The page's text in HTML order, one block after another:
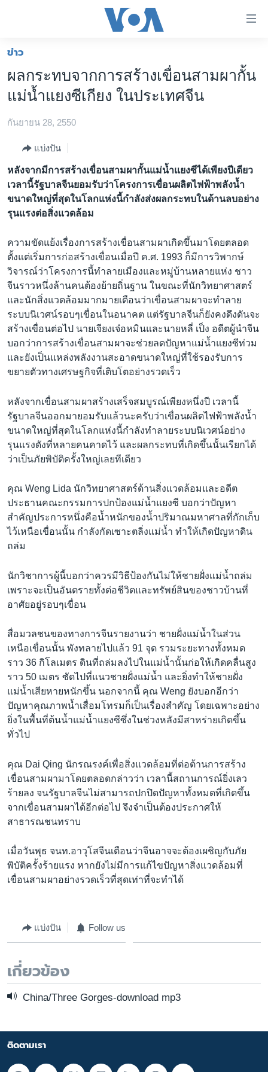
ต่อ
ไป
เนื้อหา
ข้าม
หลัก
ข้าม
ไป
ค้นหา
โลก
เอเชีย
สหรัฐฯ
ไทย
ธุรกิจ
วิทยาศาสตร์
สังคมและสุขภาพ
ไลฟ์สไตล์
ตรวจสอบข่าว
เรียนรู้ภาษาอังกฤษ
พอดคาสต์
ติดตามเรา
ข่าว
ผลกระทบจากการสร้างเขื่อนสามผากั้น
แม่น้ำแยงซีเกียง ในประเทศจีน
กันยายน 28, 2550
แบ่งปัน
หลังจากมีการสร้างเขื่อนสามผากั้นแม่น้ำแยงซีได้เพียงปีเดียว
เวลานี้รัฐบาลจีนยอมรับว่าโครงการเขื่อนผลิตไฟฟ้าพลังน้ำ
ขนาดใหญ่ที่สุดในโลกแห่งนี้กำลังส่งผลกระทบในด้านลบอย่าง
รุนแรงต่อสิ่งแวดล้อม
ความขัดแย้งเรื่องการสร้างเขื่อนสามผาเกิดขึ้นมาโดยตลอด
ตั้งแต่เริ่มการก่อสร้างเขื่อนเมื่อปี ค.ศ. 1993 ก็มีการวิพากษ์
วิจารณ์ว่าโครงการนี้ทำลายเมืองและหมู่บ้านหลายแห่ง ชาว
จีนราวหนึ่งล้านคนต้องย้ายถิ่นฐาน ในขณะที่นักวิทยาศาสตร์
และนักสิ่งแวดล้อมมากมายเตือนว่าเขื่อนสามผาจะทำลาย
ระบบนิเวศน์รอบๆเขื่อนในอนาคต แต่รัฐบาลจีนก็ยังคงดึงดันจะ
สร้างเขื่อนต่อไป นายเจียงเจ๋อหมินและนายหลี่ เป็ง อดีตผู้นำจีน
บอกว่าการสร้างเขื่อนสามผาจะช่วยลดปัญหาแม่น้ำแยงซีท่วม
และยังเป็นแหล่งพลังงานสะอาดขนาดใหญ่ที่ใช้รองรับการ
ขยายตัวทางเศรษฐกิจที่เติบโตอย่างรวดเร็ว
หลังจากเขื่อนสามผาสร้างเสร็จสมบูรณ์เพียงหนึ่งปี เวลานี้
รัฐบาลจีนออกมายอมรับแล้วนะครับว่าเขื่อนผลิตไฟฟ้าพลังน้ำ
ขนาดใหญ่ที่สุดในโลกแห่งนี้กำลังทำลายระบบนิเวศน์อย่าง
รุนแรงดังที่หลายคนคาดไว้ และผลกระทบที่เกิดขึ้นนั้นเรียกได้
ว่าเป็นภัยพิบัติครั้งใหญ่เลยทีเดียว
คุณ Weng Lida นักวิทยาศาสตร์ด้านสิ่งแวดล้อมและอดีต
ประธานคณะกรรมการปกป้องแม่น้ำแยงซี บอกว่าปัญหา
สำคัญประการหนึ่งคือน้ำหนักของน้ำปริมาณมหาศาลที่กักเก็บ
ไว้เหนือเขื่อนนั้น กำลังกัดเซาะตลิ่งแม่น้ำ ทำให้เกิดปัญหาดิน
ถล่ม
นักวิชาการผู้นี้บอกว่าควรมีวิธีป้องกันไม่ให้ชายฝั่งแม่น้ำถล่ม
เพราะจะเป็นอันตรายทั้งต่อชีวิตและทรัพย์สินของชาวบ้านที่
อาศัยอยู่รอบๆเขื่อน
สื่อมวลชนของทางการจีนรายงานว่า ชายฝั่งแม่น้ำในส่วน
เหนือเขื่อนนั้น พังทลายไปแล้ว 91 จุด รวมระยะทางทั้งหมด
ราว 36 กิโลเมตร ดินที่ถล่มลงไปในแม่น้ำนั้นก่อให้เกิดคลื่นสูง
ราว 50 เมตร ซัดไปที่แนวชายฝั่งแม่น้ำ และยิ่งทำให้ชายฝั่ง
แม่น้ำเสียหายหนักขึ้น นอกจากนี้ คุณ Weng ยังบอกอีกว่า
ปัญหาคุณภาพน้ำเสื่อมโทรมก็เป็นเรื่องสำคัญ โดยเฉพาะอย่าง
ยิ่งในพื้นที่ต้นน้ำแม่น้ำแยงซีซึ่งในช่วงหลังมีสาหร่ายเกิดขึ้น
ทั่วไป
คุณ Dai Qing นักรณรงค์เพื่อสิ่งแวดล้อมที่ต่อต้านการสร้าง
เขื่อนสามผามาโดยตลอดกล่าวว่า เวลานี้สถานการณ์ยิ่งเลว
ร้ายลง จนรัฐบาลจีนไม่สามารถปกปิดปัญหาทั้งหมดที่เกิดขึ้น
จากเขื่อนสามผาได้อีกต่อไป จึงจำเป็นต้องประกาศให้
สาธารณชนทราบ
เมื่อวันพุธ จนท.อาวุโสจีนเตือนว่าจีนอาจจะต้องเผชิญกับภัย
พิบัติครั้งร้ายแรง หากยังไม่มีการแก้ไขปัญหาสิ่งแวดล้อมที่
เขื่อนสามผาอย่างรวดเร็วที่สุดเท่าที่จะทำได้
แบ่งปัน Follow us
เกี่ยวข้อง
China/Three Gorges-download mp3
ติดตามเรา